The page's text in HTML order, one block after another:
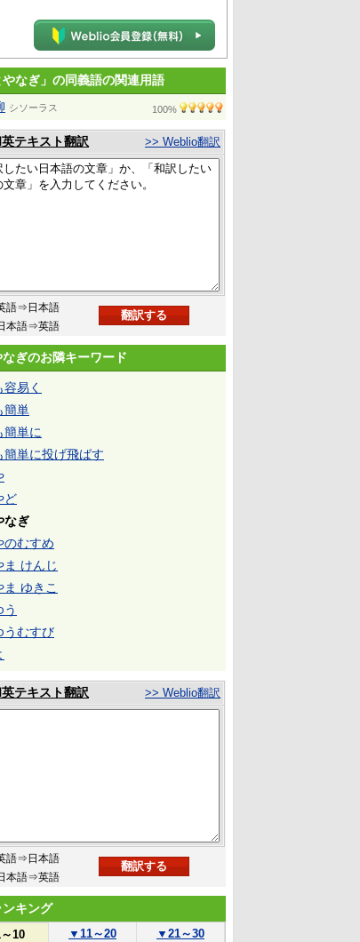
やなぎ」の同義語の関連用語
シソーラス 100%
テキスト翻訳 >> Weblio翻訳
語⇒日本語
本語⇒英語
なぎのお隣キーワード
易く
簡単
簡単に
簡単に投げ飛ばす
ど
なぎ
のむすめ
ま けんじ
ま ゆきこ
う
うむすび
テキスト翻訳 >> Weblio翻訳
語⇒日本語
本語⇒英語
キング
10 ▼ 11～20 ▼ 21～30